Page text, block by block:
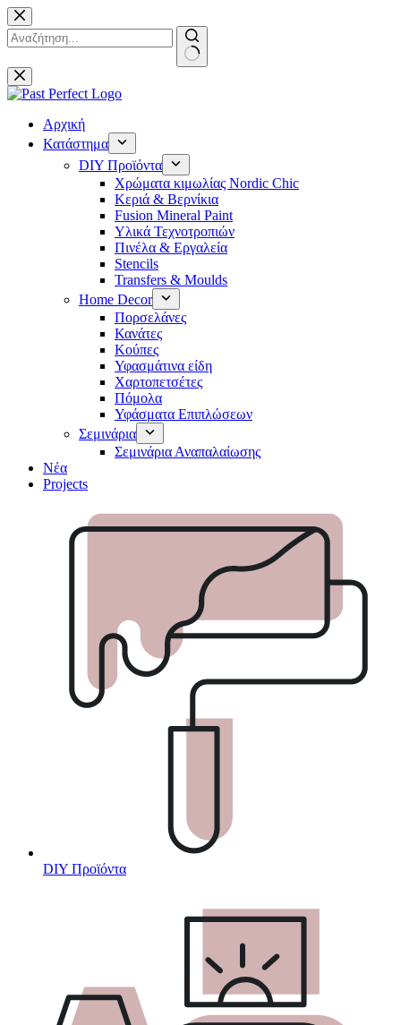
Μετάβαση
στο
περιεχόμενο
No
results
Αρχική
Κατάστημα
DIY Προϊόντα
Χρώματα κιμωλίας Nordic Chic
Κεριά & Βερνίκια
Fusion Mineral Paint
Υλικά Τεχνοτροπιών
Πινέλα & Εργαλεία
Stencils
Transfers & Moulds
Home Decor
Πορσελάνες
Κανάτες
Κούπες
Υφασμάτινα είδη
Χαρτοπετσέτες
Πόμολα
Υφάσματα Επιπλώσεων
Σεμινάρια
Σεμινάρια Αναπαλαίωσης
Νέα
Projects
DIY Προϊόντα